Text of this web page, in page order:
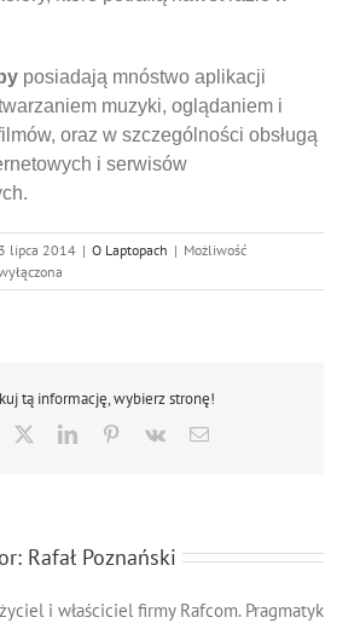
posiadają mnóstwo aplikacji
muzyki, oglądaniem i
oraz w szczególności obsługą
i serwisów
lipca 2014 | O Laptopach | Możliwość
tą informację, wybierz stronę!
LinkedInPinterest
Vk Email
Rafał Poznański
i właściciel firmy Rafcom. Pragmatyk